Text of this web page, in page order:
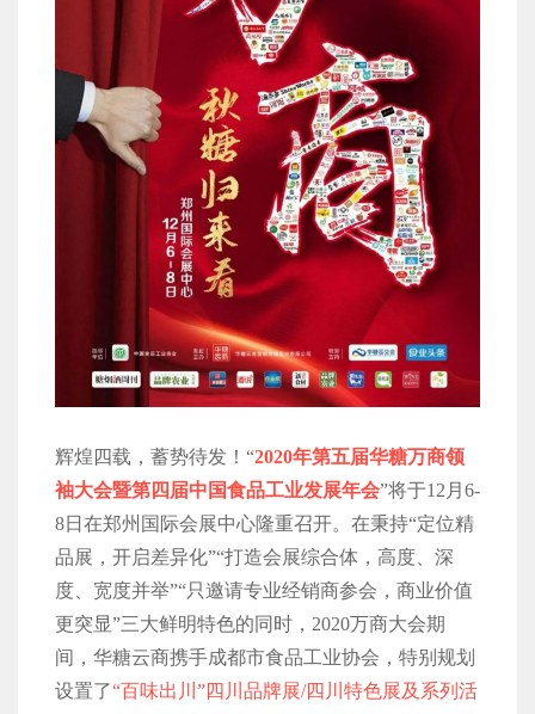
辉煌四载，蓄势待发！“2020年第五届华糖万商领
袖大会暨第四届中国食品工业发展年会”将于12月6-
8日在郑州国际会展中心隆重召开。在秉持“定位精
品展，开启差异化”“打造会展综合体，高度、深
度、宽度并举”“只邀请专业经销商参会，商业价值
更突显”三大鲜明特色的同时，2020万商大会期
间，华糖云商携手成都市食品工业协会，特别规划
设置了“百味出川”四川品牌展/四川特色展及系列活